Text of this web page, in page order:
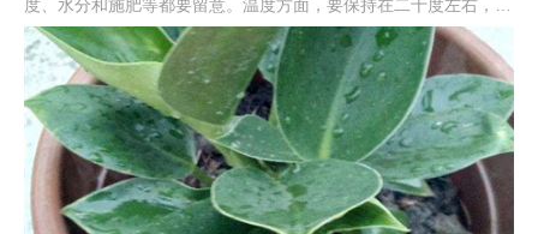
度、水分和施肥等都要留意。温度方面，要保持在二十度左右，不
能低于十度。湿度方面，不能低于百分之五十，可以用喷壶在其周
围喷水来提高湿度。浇水方面，可根据盆土干湿来浇水，夏季两三
天浇一次，冬季一周浇一次。施肥方面，宜用稀释后的水肥浇灌。